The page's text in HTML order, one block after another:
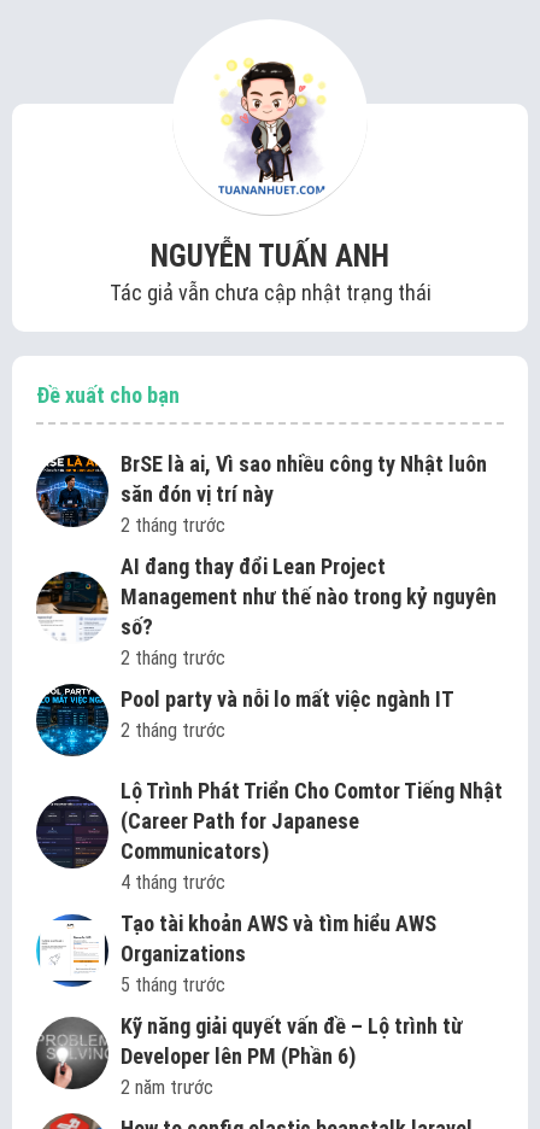
NGUYỄN TUẤN ANH
Tác giả vẫn chưa cập nhật trạng thái
Đề xuất cho bạn
BrSE là ai, Vì sao nhiều công ty Nhật luôn
săn đón vị trí này
2 tháng trước
AI đang thay đổi Lean Project
Management như thế nào trong kỷ nguyên
số?
2 tháng trước
Pool party và nỗi lo mất việc ngành IT
2 tháng trước
Lộ Trình Phát Triển Cho Comtor Tiếng Nhật
(Career Path for Japanese
Communicators)
4 tháng trước
Tạo tài khoản AWS và tìm hiểu AWS
Organizations
5 tháng trước
Kỹ năng giải quyết vấn đề – Lộ trình từ
Developer lên PM (Phần 6)
2 năm trước